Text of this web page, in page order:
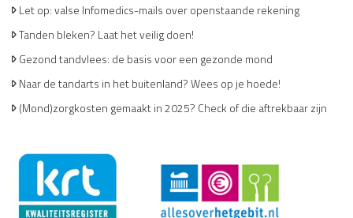
Let op: valse Infomedics-mails over openstaande rekening
Tanden bleken? Laat het veilig doen!
Gezond tandvlees: de basis voor een gezonde mond
Naar de tandarts in het buitenland? Wees op je hoede!
(Mond)zorgkosten gemaakt in 2025? Check of die aftrekbaar zijn